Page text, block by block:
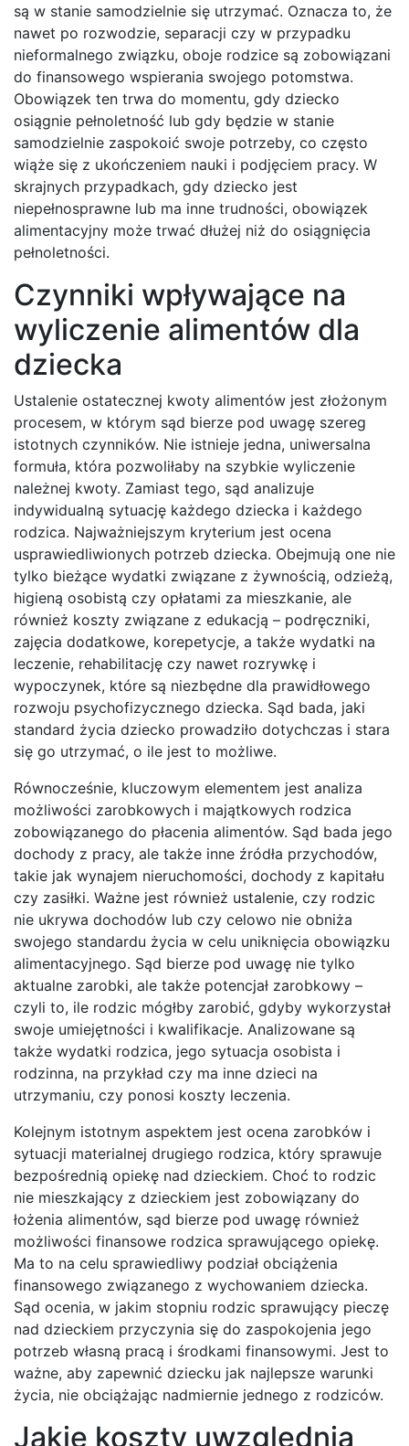
są w stanie samodzielnie się utrzymać. Oznacza to, że
nawet po rozwodzie, separacji czy w przypadku
nieformalnego związku, oboje rodzice są zobowiązani
do finansowego wspierania swojego potomstwa.
Obowiązek ten trwa do momentu, gdy dziecko
osiągnie pełnoletność lub gdy będzie w stanie
samodzielnie zaspokoić swoje potrzeby, co często
wiąże się z ukończeniem nauki i podjęciem pracy. W
skrajnych przypadkach, gdy dziecko jest
niepełnosprawne lub ma inne trudności, obowiązek
alimentacyjny może trwać dłużej niż do osiągnięcia
pełnoletności.
Czynniki wpływające na
wyliczenie alimentów dla
dziecka
Ustalenie ostatecznej kwoty alimentów jest złożonym
procesem, w którym sąd bierze pod uwagę szereg
istotnych czynników. Nie istnieje jedna, uniwersalna
formuła, która pozwoliłaby na szybkie wyliczenie
należnej kwoty. Zamiast tego, sąd analizuje
indywidualną sytuację każdego dziecka i każdego
rodzica. Najważniejszym kryterium jest ocena
usprawiedliwionych potrzeb dziecka. Obejmują one nie
tylko bieżące wydatki związane z żywnością, odzieżą,
higieną osobistą czy opłatami za mieszkanie, ale
również koszty związane z edukacją – podręczniki,
zajęcia dodatkowe, korepetycje, a także wydatki na
leczenie, rehabilitację czy nawet rozrywkę i
wypoczynek, które są niezbędne dla prawidłowego
rozwoju psychofizycznego dziecka. Sąd bada, jaki
standard życia dziecko prowadziło dotychczas i stara
się go utrzymać, o ile jest to możliwe.
Równocześnie, kluczowym elementem jest analiza
możliwości zarobkowych i majątkowych rodzica
zobowiązanego do płacenia alimentów. Sąd bada jego
dochody z pracy, ale także inne źródła przychodów,
takie jak wynajem nieruchomości, dochody z kapitału
czy zasiłki. Ważne jest również ustalenie, czy rodzic
nie ukrywa dochodów lub czy celowo nie obniża
swojego standardu życia w celu uniknięcia obowiązku
alimentacyjnego. Sąd bierze pod uwagę nie tylko
aktualne zarobki, ale także potencjał zarobkowy –
czyli to, ile rodzic mógłby zarobić, gdyby wykorzystał
swoje umiejętności i kwalifikacje. Analizowane są
także wydatki rodzica, jego sytuacja osobista i
rodzinna, na przykład czy ma inne dzieci na
utrzymaniu, czy ponosi koszty leczenia.
Kolejnym istotnym aspektem jest ocena zarobków i
sytuacji materialnej drugiego rodzica, który sprawuje
bezpośrednią opiekę nad dzieckiem. Choć to rodzic
nie mieszkający z dzieckiem jest zobowiązany do
łożenia alimentów, sąd bierze pod uwagę również
możliwości finansowe rodzica sprawującego opiekę.
Ma to na celu sprawiedliwy podział obciążenia
finansowego związanego z wychowaniem dziecka.
Sąd ocenia, w jakim stopniu rodzic sprawujący pieczę
nad dzieckiem przyczynia się do zaspokojenia jego
potrzeb własną pracą i środkami finansowymi. Jest to
ważne, aby zapewnić dziecku jak najlepsze warunki
życia, nie obciążając nadmiernie jednego z rodziców.
Jakie koszty uwzględnia